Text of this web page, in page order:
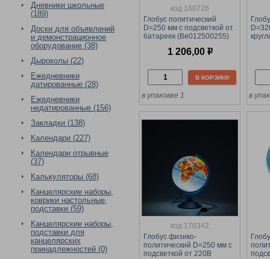
Дневники школьные
(189)
Доски для объявлений
и демонстрационное
оборудование (38)
Дыроколы (22)
Ежедневники
датированные (28)
Ежедневники
недатированные (156)
Закладки (138)
Календари (227)
Календари отрывные
(37)
Калькуляторы (68)
Канцелярские наборы,
коврики настольные,
подставки (59)
Канцелярские наборы,
подставки для
канцелярских
принадлежностей (0)
код 160726
Глобус политический
D=250 мм с подсветкой от
батареек (Be012500255)
1 206,00 р
В КОРЗИНУ
в упаковке 1 в
код 170342
Глобус физико-
политический D=250 мм с
подсветкой от 220В